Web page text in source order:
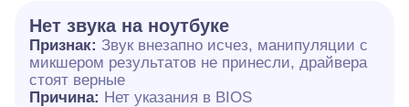
Нет звука на ноутбуке
Признак: Звук внезапно исчез, манипуляции с
микшером результатов не принесли, драйвера
стоят верные
Причина: Нет указания в BIOS